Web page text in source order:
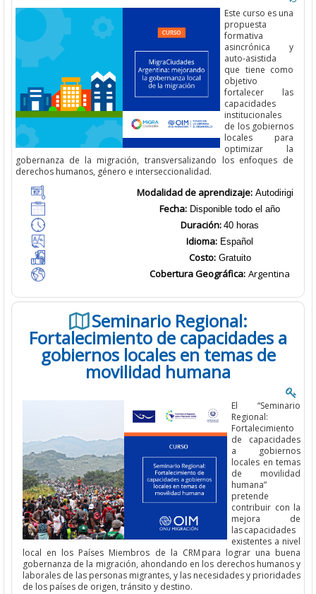
Este curso es una
propuesta
formativa
asincrónica y
auto-asistida
que tiene como
objetivo
fortalecer las
capacidades
institucionales
de los gobiernos
locales para
optimizar la
gobernanza de la migración, transversalizando los enfoques de
derechos humanos, género e interseccionalidad.
Modalidad de aprendizaje:Autodirigido
Fecha: Disponible todo el año
Duración: 40 horas
Idioma: Español
Costo:Gratuito
Cobertura Geográfica: Argentina
Seminario Regional:
Fortalecimiento de capacidades a
gobiernos locales en temas de
movilidad humana
El “Seminario
Regional:
Fortalecimiento
de capacidades
a gobiernos
locales en temas
de movilidad
humana”
pretende
contribuir con la
mejora de
las capacidades
existentes a nivel
local en los Países Miembros de la CRM para lograr una buena
gobernanza de la migración, ahondando en los derechos humanos y
laborales de las personas migrantes, y las necesidades y prioridades
de los países de origen, tránsito y destino.